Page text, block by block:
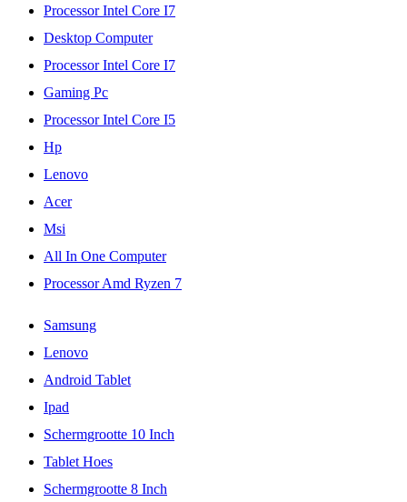
Processor Intel Core I7
Desktop Computer
Processor Intel Core I7
Gaming Pc
Processor Intel Core I5
Hp
Lenovo
Acer
Msi
All In One Computer
Processor Amd Ryzen 7
Samsung
Lenovo
Android Tablet
Ipad
Schermgrootte 10 Inch
Tablet Hoes
Schermgrootte 8 Inch